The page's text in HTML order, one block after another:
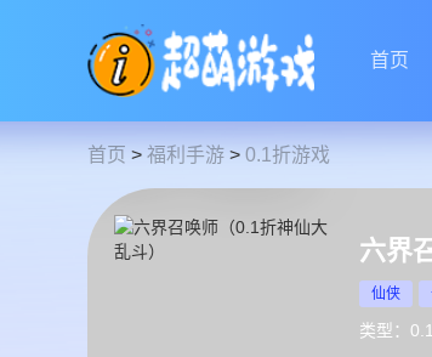
首页
首页 > 福利手游 > 0.1折游戏
六界
仙侠
类型：